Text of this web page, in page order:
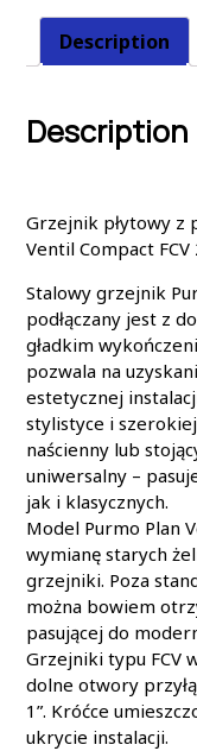
Description
Description
Grzejnik płytowy z
Ventil Compact
Stalowy grzejnik
podłączany jest z
gładkim
pozwala na
estetycznej
stylistyce i
naścienny lub
uniwersalny –
jak i klasycznych.
Model Purmo Plan
wymianę starych
grzejniki. Poza
można bowiem
pasującej do
Grzejniki typu FCV
dolne otwory
1”. Króćce
ukrycie instalacji.